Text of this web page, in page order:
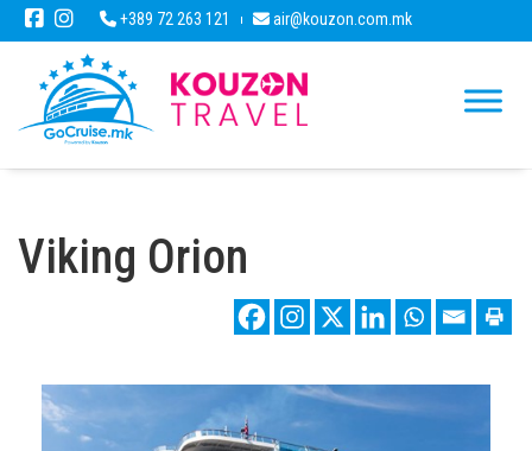
+389 72 263 121 air@kouzon.com.mk
Viking Orion